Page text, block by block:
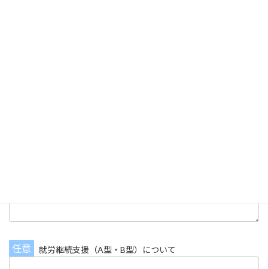
任意 就労継続支援（A型・B型）について